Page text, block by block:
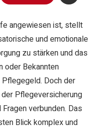
angewiesen ist, stellt
und emotionale
zu stärken und das
oder Bekannten
Doch der
Pflegeversicherung
verbunden. Das
Blick komplex und